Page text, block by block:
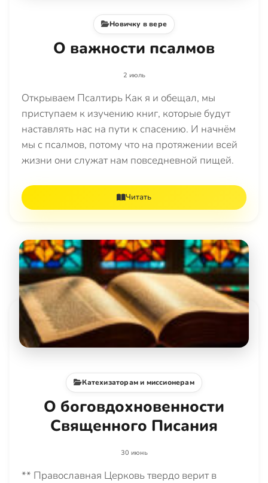
Новичку в вере
О важности псалмов
2 июль
Открываем Псалтирь Как я и обещал, мы
приступаем к изучению книг, которые будут
наставлять нас на пути к спасению. И начнём
мы с псалмов, потому что на протяжении всей
жизни они служат нам повседневной пищей.
Читать
Катехизаторам и миссионерам
О боговдохновенности
Священного Писания
30 июнь
** Православная Церковь твердо верит в